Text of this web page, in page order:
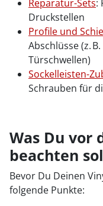
Reparatur-Sets:
Druckstellen
Profile und
Abschlüsse (z.
Türschwellen)
Sockelleisten-
Schrauben für
Was Du vor
beachten
Bevor Du Deinen
folgende Punkte: